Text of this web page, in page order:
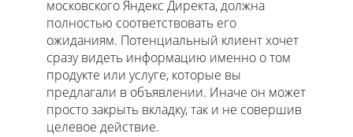
московского Яндекс Директа, должна
полностью соответствовать его
ожиданиям. Потенциальный клиент хочет
сразу видеть информацию именно о том
продукте или услуге, которые вы
предлагали в объявлении. Иначе он может
просто закрыть вкладку, так и не совершив
целевое действие.